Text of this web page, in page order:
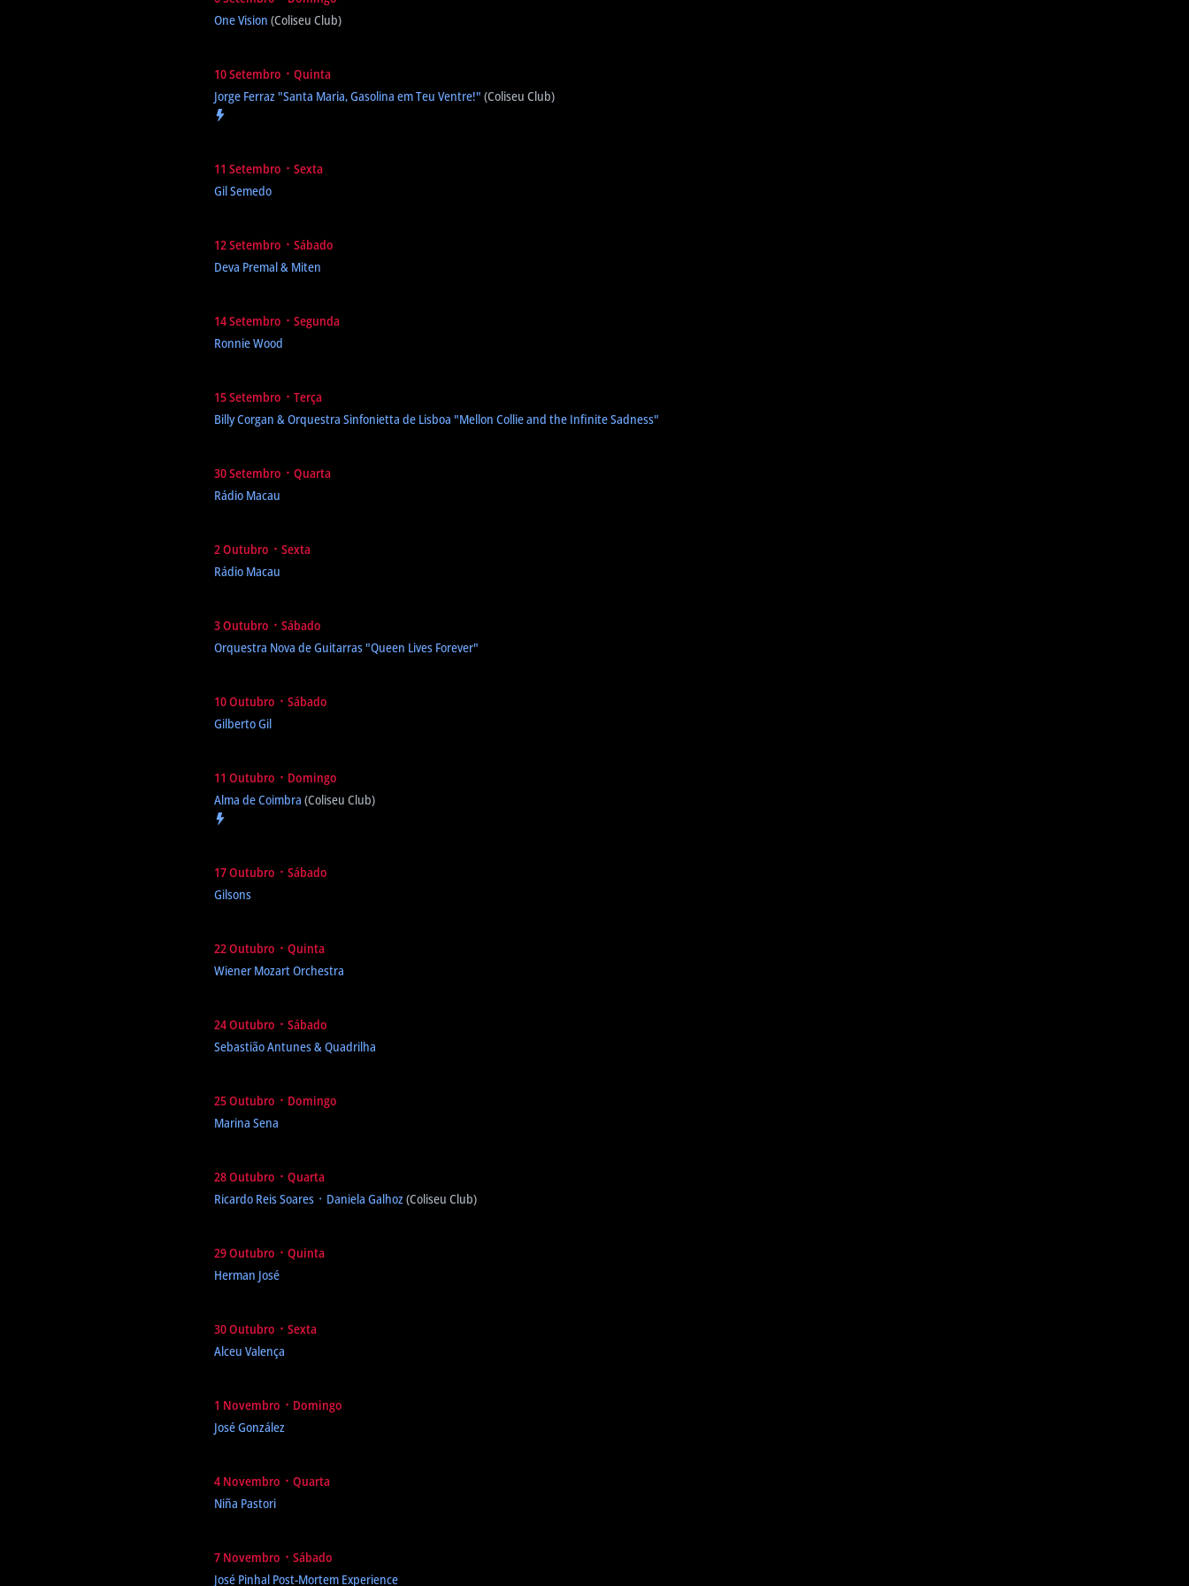
One Vision (Coliseu Club)
10 Setembro ᛫ Quinta
Jorge Ferraz"Santa Maria, Gasolina em Teu Ventre!" (Coliseu Club)
11 Setembro ᛫ Sexta
Gil Semedo
12 Setembro ᛫ Sábado
Deva Premal & Miten
14 Setembro ᛫ Segunda
Ronnie Wood
15 Setembro ᛫ Terça
Billy Corgan & Orquestra Sinfonietta de Lisboa "Mellon Collie and the Infinite Sadness"
30 Setembro ᛫ Quarta
Rádio Macau
2 Outubro ᛫ Sexta
Rádio Macau
3 Outubro ᛫ Sábado
Orquestra Nova de Guitarras"Queen Lives Forever"
10 Outubro ᛫ Sábado
Gilberto Gil
11 Outubro ᛫ Domingo
Alma de Coimbra (Coliseu Club)
17 Outubro ᛫ Sábado
Gilsons
22 Outubro ᛫ Quinta
Wiener Mozart Orchestra
24 Outubro ᛫ Sábado
Sebastião Antunes & Quadrilha
25 Outubro ᛫ Domingo
Marina Sena
28 Outubro ᛫ Quarta
Ricardo Reis Soares ᛫ Daniela Galhoz(Coliseu Club)
29 Outubro ᛫ Quinta
Herman José
30 Outubro ᛫ Sexta
Alceu Valença
1 Novembro ᛫ Domingo
José González
4 Novembro ᛫ Quarta
Niña Pastori
7 Novembro ᛫ Sábado
José Pinhal Post-Mortem Experience